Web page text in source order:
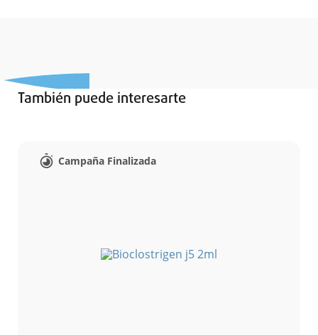
También puede interesarte
Campaña Finalizada